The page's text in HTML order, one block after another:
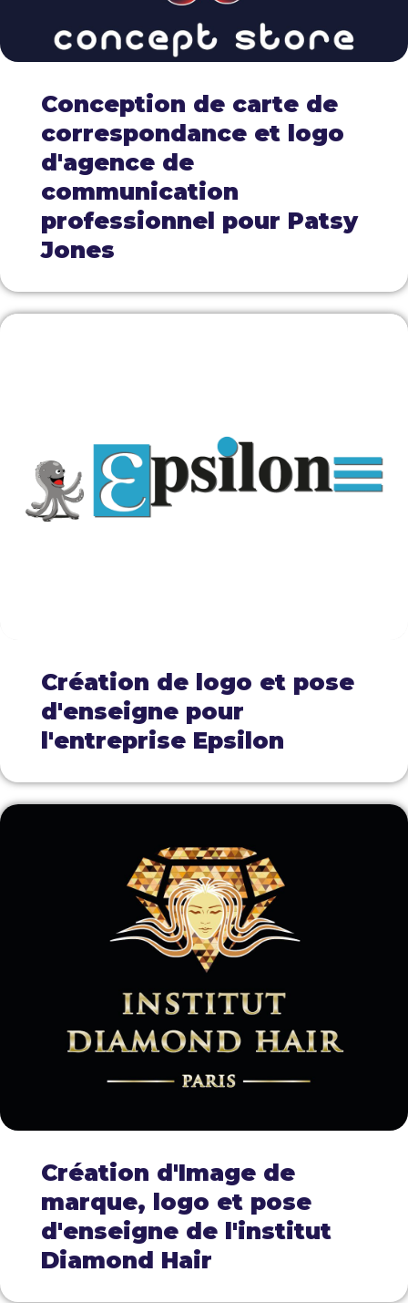
Conception de carte de
correspondance et logo
d'agence de
communication
professionnel pour Patsy
Jones
Création de logo et pose
d'enseigne pour
l'entreprise Epsilon
Création d'Image de
marque, logo et pose
d'enseigne de l'institut
Diamond Hair